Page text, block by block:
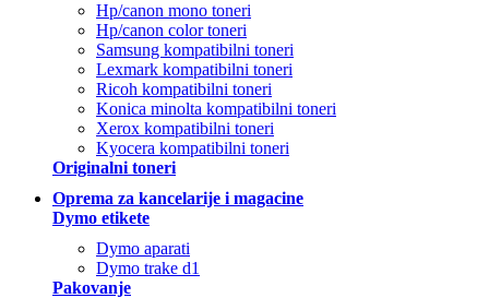
Hp/canon mono toneri
Hp/canon color toneri
Samsung kompatibilni toneri
Lexmark kompatibilni toneri
Ricoh kompatibilni toneri
Konica minolta kompatibilni toneri
Xerox kompatibilni toneri
Kyocera kompatibilni toneri
Originalni toneri
Oprema za kancelarije i magacine
Dymo etikete
Dymo aparati
Dymo trake d1
Pakovanje